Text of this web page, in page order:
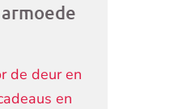
de deur en
en